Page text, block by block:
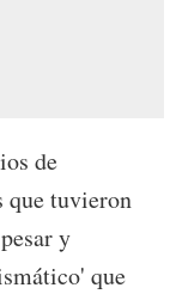
de
que tuvieron
y
que